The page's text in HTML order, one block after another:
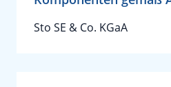
Sto SE & Co. KGaA